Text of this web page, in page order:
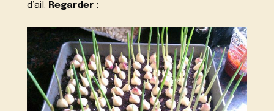
d’ail. Regarder :